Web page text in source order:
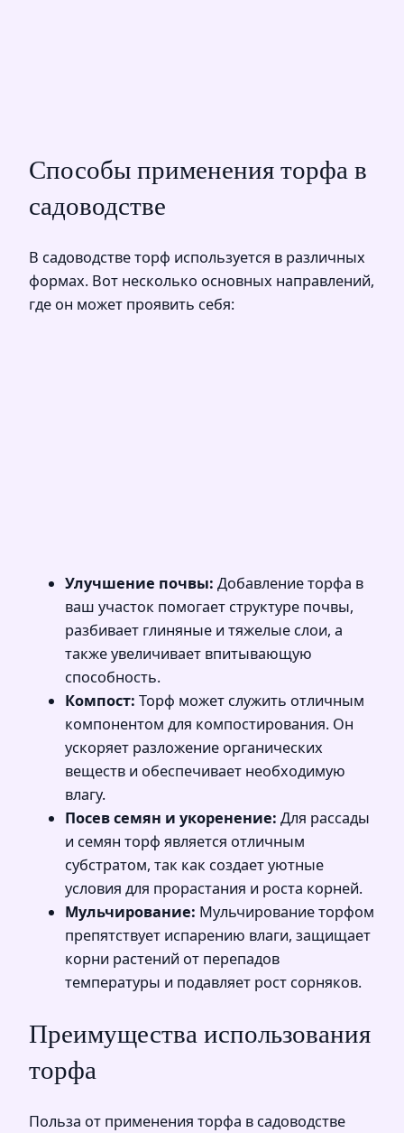
Способы применения торфа в
садоводстве
В садоводстве торф используется в различных
формах. Вот несколько основных направлений,
где он может проявить себя:
Улучшение почвы: Добавление торфа в
ваш участок помогает структуре почвы,
разбивает глиняные и тяжелые слои, а
также увеличивает впитывающую
способность.
Компост: Торф может служить отличным
компонентом для компостирования. Он
ускоряет разложение органических
веществ и обеспечивает необходимую
влагу.
Посев семян и укоренение: Для рассады
и семян торф является отличным
субстратом, так как создает уютные
условия для прорастания и роста корней.
Мульчирование: Мульчирование торфом
препятствует испарению влаги, защищает
корни растений от перепадов
температуры и подавляет рост сорняков.
Преимущества использования
торфа
Польза от применения торфа в садоводстве